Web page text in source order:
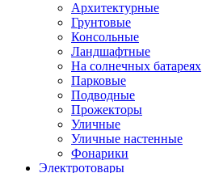
Архитектурные
Грунтовые
Консольные
Ландшафтные
На солнечных батареях
Парковые
Подводные
Прожекторы
Уличные
Уличные настенные
Фонарики
Электротовары